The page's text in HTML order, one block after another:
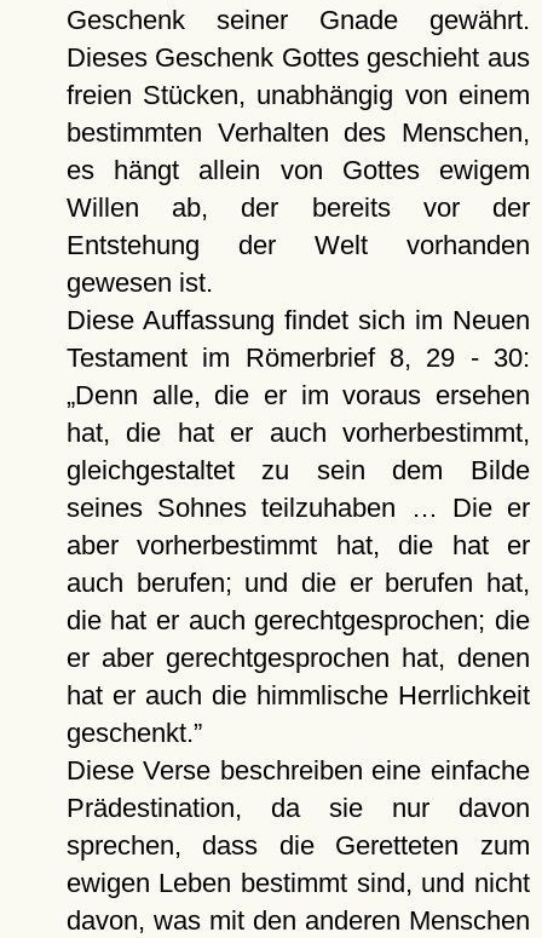
Geschenk seiner Gnade gewährt.
Dieses Geschenk Gottes geschieht aus
freien Stücken, unabhängig von einem
bestimmten Verhalten des Menschen,
es hängt allein von Gottes ewigem
Willen ab, der bereits vor der
Entstehung der Welt vorhanden
gewesen ist.
Diese Auffassung findet sich im Neuen
Testament im Römerbrief 8, 29 - 30:
Denn alle, die er im voraus ersehen
hat, die hat er auch vorherbestimmt,
gleichgestaltet zu sein dem Bilde
seines Sohnes teilzuhaben … Die er
aber vorherbestimmt hat, die hat er
auch berufen; und die er berufen hat,
die hat er auch gerechtgesprochen; die
er aber gerechtgesprochen hat, denen
hat er auch die himmlische Herrlichkeit
geschenkt.
Diese Verse beschreiben eine einfache
Prädestination, da sie nur davon
sprechen, dass die Geretteten zum
ewigen Leben bestimmt sind, und nicht
davon, was mit den anderen Menschen